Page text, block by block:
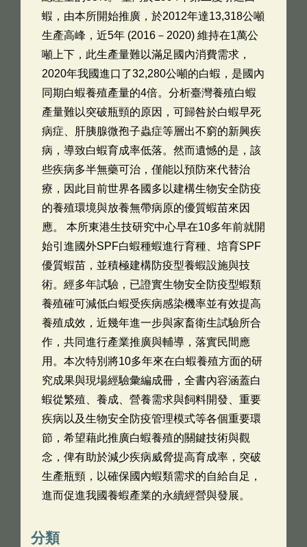
蝦，由本所開始推廣，於2012年達13,318公噸
生產高峰，近5年 (2016－2020) 維持在1萬公
噸上下，此生產量難以滿足國內消費需求，
2020年我國進口了32,280公噸的白蝦，是國內
同期白蝦養殖產量的4倍。分析臺灣養殖白蝦
產量難以突破瓶頸的原因，可歸咎於白蝦早死
病症、肝胰腺微孢子蟲症等層出不窮的新興疾
病，導致白蝦育成率低落。然而遺憾的是，該
些疾病多半無藥可治，僅能以預防來代替治
療，因此目前世界各國多以建構生物安全防疫
的養殖環境與放養無帶病原的優質蝦苗來因
應。 本所東港生技研究中心早在10多年前就開
始引進國外SPF白蝦種蝦進行育種、培育SPF
優質蝦苗，並積極建構防疫型養蝦設施與技
術。經多年試驗，已證實生物安全防疫型蝦類
養殖確可減低白蝦受疾病感染機率並有效提高
養殖成效，近幾年進一步與家畜衛生試驗所合
作，共同進行產業推廣與輔導，落實民間應
用。本次特別將10多年來在白蝦養殖方面的研
究成果與現場經驗彙編成冊，全書內容涵蓋白
蝦從繁殖、養成、營養需求與飼料開發、重要
疾病以及生物安全防疫管理模式等各個重要環
節，希望藉此推廣白蝦養殖的關鍵技術與觀
念，俾有助於減少疾病威脅提高育成率，突破
生產瓶頸，以確保國內蝦類需求的自給自足，
進而促進我國養蝦產業的永續經營與發展。
分類